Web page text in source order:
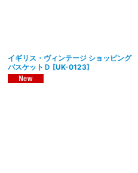
イギリス・ヴィンテージ ショッピング
バスケットＤ [UK-0123]